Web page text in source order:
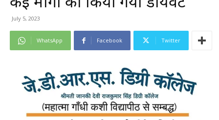
July 5, 2023
WhatsApp Facebook Twitter